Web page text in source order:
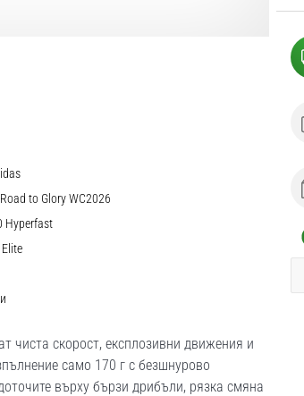
to Glory WC2026
Hyperfast
Elite
чиста скорост, експлозивни движения и
само 170 г с безшнурово
върху бързи дрибъли, рязка смяна